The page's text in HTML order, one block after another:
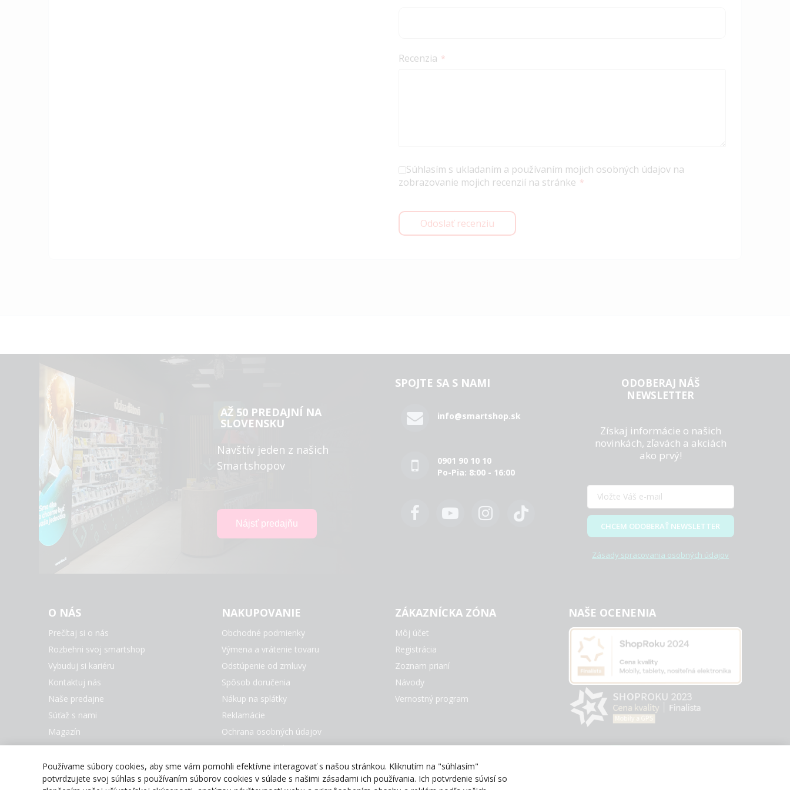
Recenzia
Súhlasím s ukladaním a používaním mojich osobných údajov na
zobrazovanie mojich recenzií na stránke
Odoslať recenziu
AŽ 50 PREDAJNÍ NA
SLOVENSKU
Navštív jeden z našich
Smartshopov
SPOJTE SA S NAMI
info@smartshop.sk
0901 90 10 10
Po-Pia: 8:00 - 16:00
ODOBERAJ NÁŠ
NEWSLETTER
Získaj informácie o našich
novinkách, zľavách a akciách
ako prvý!
CHCEM ODOBERAŤ NEWSLETTER
Zásady spracovania osobných údajov
O NÁS
Prečítaj si o nás
Rozbehni svoj smartshop
Vybuduj si kariéru
Kontaktuj nás
Naše predajne
Súťaž s nami
Magazín
NAKUPOVANIE
Obchodné podmienky
Výmena a vrátenie tovaru
Odstúpenie od zmluvy
Spôsob doručenia
Nákup na splátky
Reklamácie
Ochrana osobných údajov
Nastavenie Cookies
Všetky značky
ZÁKAZNÍCKA ZÓNA
Môj účet
Registrácia
Zoznam prianí
Návody
Vernostný program
NAŠE OCENENIA
Používame súbory cookies, aby sme vám pomohli efektívne interagovať s našou stránkou. Kliknutím na "súhlasím"
potvrdzujete svoj súhlas s používaním súborov cookies v súlade s našimi zásadami ich používania. Ich potvrdenie súvisí so